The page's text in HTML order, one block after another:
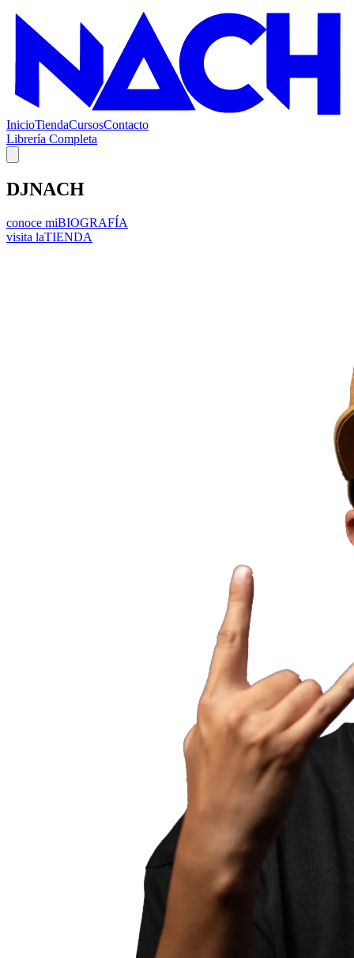
InicioTiendaCursosContacto
Librería Completa
DJNACH
conoce miBIOGRAFÍA
visita laTIENDA